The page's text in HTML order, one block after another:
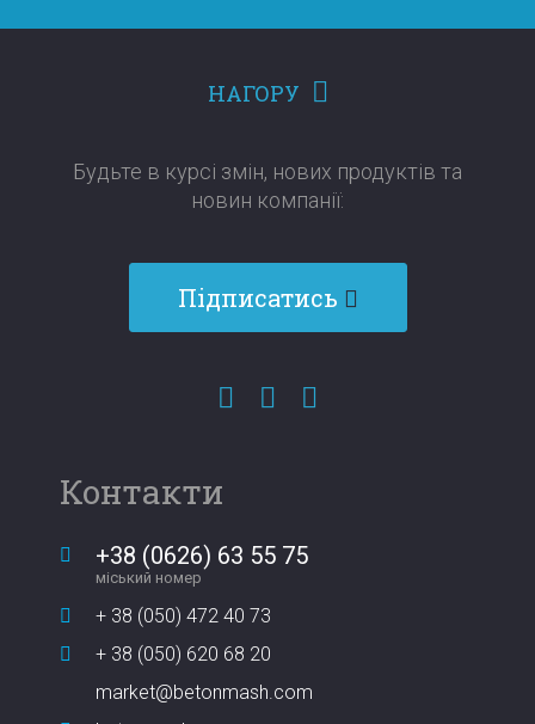
НАГОРУ
Будьте в курсі змін, нових продуктів та
новин компанії:​​​​​​​
Підписатись
Контакти
+38 (0626) 63 55 75
міський номер
+ 38 (050) 472 40 73
+ 38 (050) 620 68 20
market@betonmash.com